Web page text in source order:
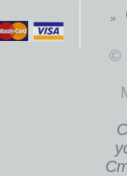
©